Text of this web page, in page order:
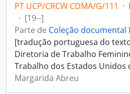
PT UCP/CRCW CDMA/G/111 ·
· [19--]
Parte de Coleção documental
[tradução portuguesa do
Diretoria de Trabalho
Trabalho dos Estados Unidos
Margarida Abreu